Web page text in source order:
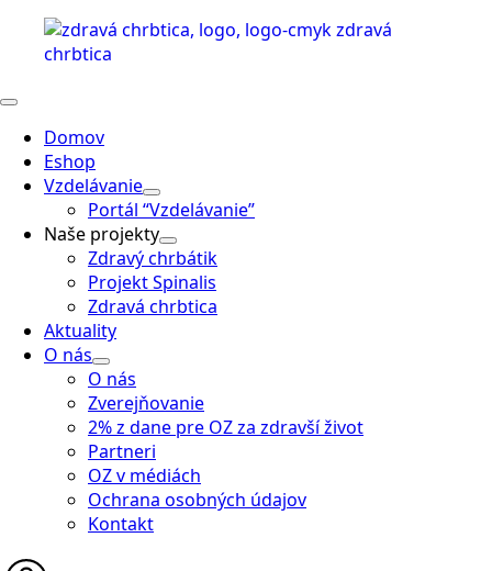
Domov
Eshop
Vzdelávanie
Portál “Vzdelávanie”
Naše projekty
Zdravý chrbátik
Projekt Spinalis
Zdravá chrbtica
Aktuality
O nás
O nás
Zverejňovanie
2% z dane pre OZ za zdravší život
Partneri
OZ v médiách
Ochrana osobných údajov
Kontakt